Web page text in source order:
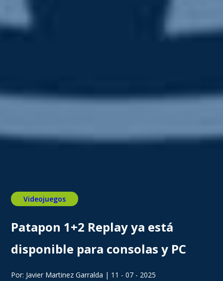
Videojuegos
Patapon 1+2 Replay ya está
disponible para consolas y PC
Por: Javier Martinez Garralda | 11 - 07 - 2025